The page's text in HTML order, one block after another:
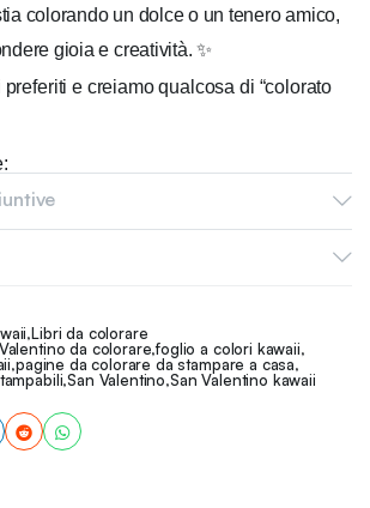
colorando un dolce o un tenero amico,
gioia e creatività. ✨
e creiamo qualcosa di “colorato
mano
adulti e ragazzi che amano le pagine da
accoglienti e rilassanti.
e piena d’amoredalla frenesia di
per regalarsi o sorprendere qualcuno di
,Libri da colorare
da colorare,foglio a colori kawaii,
,pagine da colorare da stampare a casa,
,San Valentino,San Valentino kawaii